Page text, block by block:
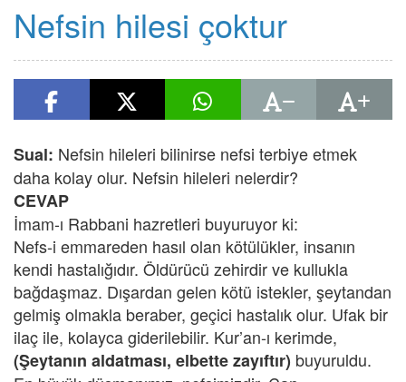
Nefsin hilesi çoktur
Sual: Nefsin hileleri bilinirse nefsi terbiye etmek
daha kolay olur. Nefsin hileleri nelerdir?
CEVAP
İmam-ı Rabbani hazretleri buyuruyor ki:
Nefs-i emmareden hasıl olan kötülükler, insanın
kendi hastalığıdır. Öldürücü zehirdir ve kullukla
bağdaşmaz. Dışardan gelen kötü istekler, şeytandan
gelmiş olmakla beraber, geçici hastalık olur. Ufak bir
ilaç ile, kolayca giderilebilir. Kur’an-ı kerimde,
(Şeytanın aldatması, elbette zayıftır) buyuruldu.